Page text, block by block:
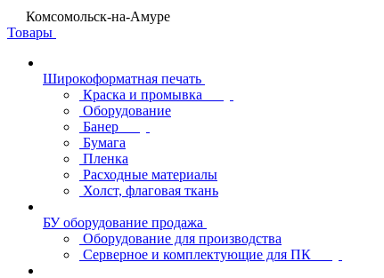
Комсомольск-на-Амуре
Товары
Широкоформатная печать
Краска и промывка
Оборудование
Банер
Бумага
Пленка
Расходные материалы
Холст, флаговая ткань
БУ оборудование продажа
Оборудование для производства
Серверное и комплектующие для ПК